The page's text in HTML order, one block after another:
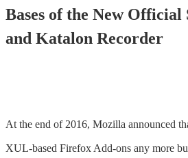
Bases of the New Official
and Katalon Recorder
At the end of 2016, Mozilla announced
XUL-based Firefox Add-ons any more